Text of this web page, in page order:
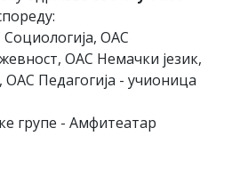
ОАС
ОАС Немачки језик,
ОАС Педагогија - учионица
групе - Амфитеатар